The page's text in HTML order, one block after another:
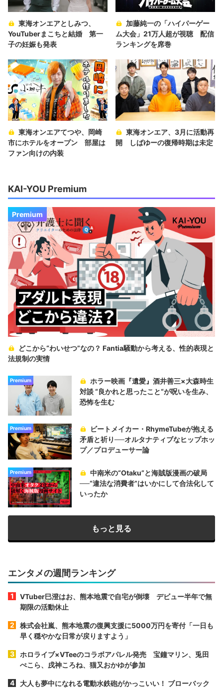
東海オンエアとしみつ、
YouTuberまこちと結婚 第一
子の妊娠も発表
加藤純一の「ハイパーゲー
ム大会」21万人超が視聴 配信
ランキングを席巻
東海オンエアてつや、岡崎
市にホテルをオープン 部屋は
ファン向けの内装
東海オンエア、3月に活動再
開 しばゆーの復帰時期は未定
KAI-YOU Premium
Premium
どこから“わいせつ”なの？ Fantia騒動から考える、性的表現と
法規制の実情
Premium
ホラー映画『遺愛』酒井善三×大森時生
対談 “良かれと思ったこと“が呪いを生み、
恐怖を生む
Premium
ビートメイカー・RhymeTubeが抱える
矛盾と祈り──オルタナティブなヒップホッ
プ／プロデューサー論
Premium
中南米の“Otaku”と海賊版漫画の破局
──“違法な消費者”はいかにして合法化して
いったか
もっと見る
エンタメの週間ランキング
VTuber巳澄はお、熊本地震で自宅が倒壊 デビュー半年で無
期限の活動休止
株式会社嵐、熊本地震の復興支援に5000万円を寄付「一日も
早く穏やかな日常が戻りますよう」
ホロライブ×VTeeのコラボアパレル発売 宝鐘マリン、兎田
ぺこら、戌神ころね、猫又おかゆが参加
大人も夢中になれる電動水鉄砲がかっこいい！ ブローバック